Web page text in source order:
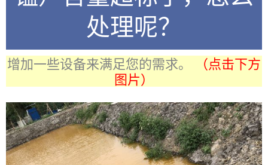
处理呢？
增加一些设备来满足您的需求。
（点击下方
图片）